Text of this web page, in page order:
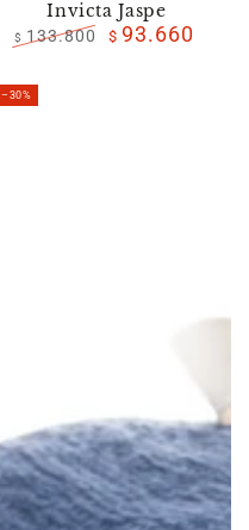
Invicta Jaspe
regular
$ 133.800
$ 93.660
–30%